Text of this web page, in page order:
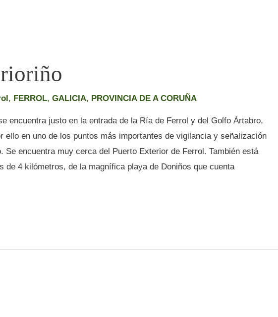
, FERROL,GALICIA, PROVINCIA DE A CORUÑA
encuentra justo en la entrada de la Ría de Ferrol y del Golfo Ártabro,
ello en uno de los puntos más importantes de vigilancia y señalización
Se encuentra muy cerca del Puerto Exterior de Ferrol. También está
de 4 kilómetros, de la magnífica playa de Doniños que cuenta